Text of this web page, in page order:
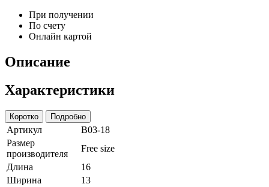
При получении
По счету
Онлайн картой
Описание
Характеристики
Коротко Подробно
Артикул
B03-18
Размер
производителя
Free size
Длина
16
Ширина
13